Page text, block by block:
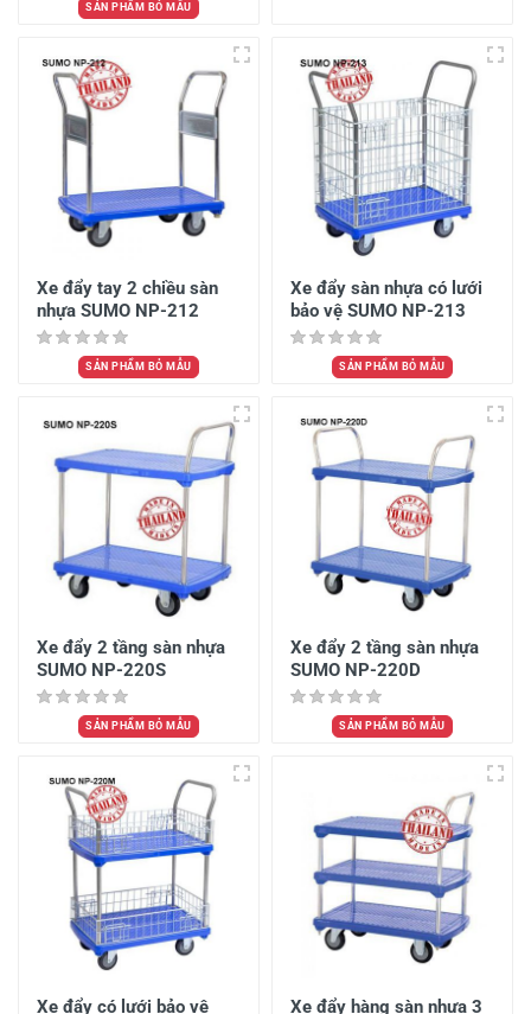
SẢN PHẨM BỎ MẪU
Xe đẩy tay 2 chiều sàn
nhựa SUMO NP-212
SẢN PHẨM BỎ MẪU
Xe đẩy sàn nhựa có lưới
bảo vệ SUMO NP-213
SẢN PHẨM BỎ MẪU
Xe đẩy 2 tầng sàn nhựa
SUMO NP-220S
SẢN PHẨM BỎ MẪU
Xe đẩy 2 tầng sàn nhựa
SUMO NP-220D
SẢN PHẨM BỎ MẪU
Xe đẩy có lưới bảo vệ Xe đẩy hàng sàn nhựa 3